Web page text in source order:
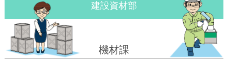
建設資材部
機材課